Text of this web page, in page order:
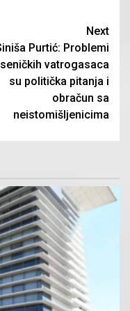
Next
Purtić: Problemi
vatrogasaca
su politička pitanja i
obračun sa
neistomišljenicima